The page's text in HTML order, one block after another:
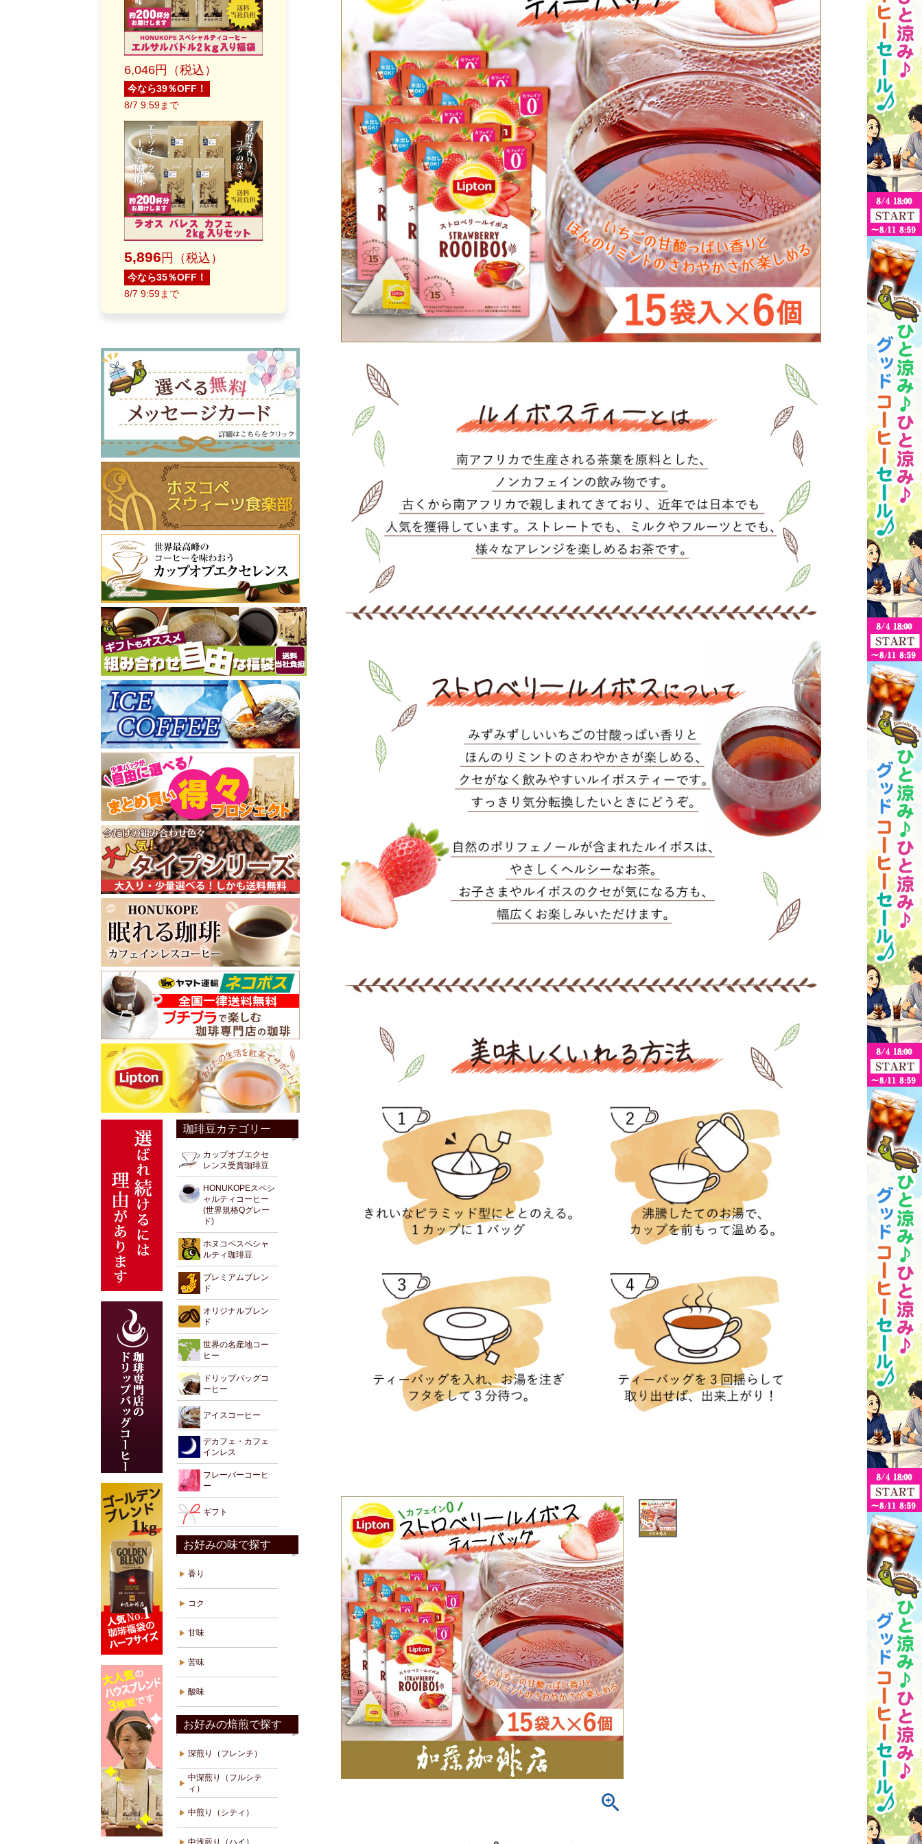
6,046円（税込）
今なら39％OFF！
8/7 9:59まで
5,896 円（税込）
今なら35％OFF！
8/7 9:59まで
珈琲豆カテゴリー
カップオブエクセ
レンス受賞珈琲豆
HONUKOPEスペシ
ャルティコーヒー
(世界規格Qグレー
ド)
ホヌコペスペシャ
ルティ珈琲豆
プレミアムブレン
ド
オリジナルブレン
ド
世界の名産地コー
ヒー
ドリップバッグコ
ーヒー
アイスコーヒー
デカフェ・カフェ
インレス
フレーバーコーヒ
ー
ギフト
お好みの味で探す
香り
コク
甘味
苦味
酸味
お好みの焙煎で探す
深煎り（フレンチ）
中深煎り（フルシテ
ィ）
中煎り（シティ）
中浅煎り（ハイ）